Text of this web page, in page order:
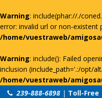
Warning: include(phar://./
error: invalid url or non-existent
/home/vuestraweb/
Warning: include(): Failed
inclusion (include_path='.:/opt/
/home/vuestraweb/
239-888-6898 | Toll-Free